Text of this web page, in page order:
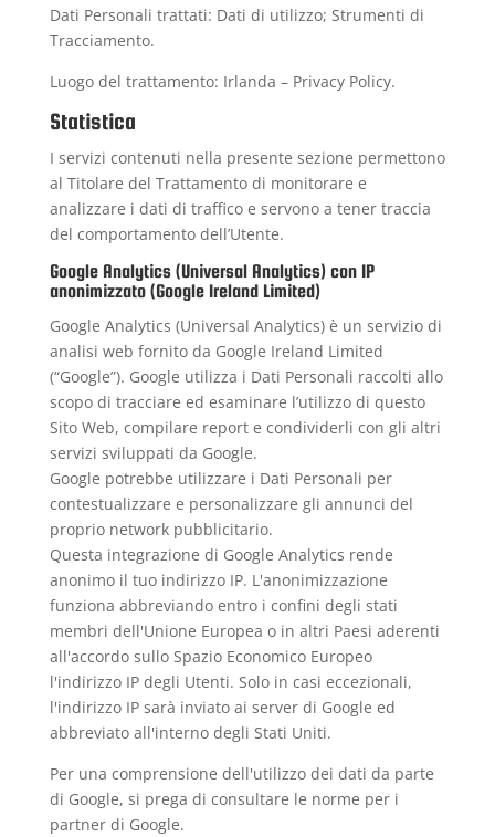
Dati Personali trattati: Dati di utilizzo; Strumenti di
Tracciamento.
Luogo del trattamento: Irlanda – Privacy Policy.
Statistica
I servizi contenuti nella presente sezione permettono
al Titolare del Trattamento di monitorare e
analizzare i dati di traffico e servono a tener traccia
del comportamento dell’Utente.
Google Analytics (Universal Analytics) con IP
anonimizzato (Google Ireland Limited)
Google Analytics (Universal Analytics) è un servizio di
analisi web fornito da Google Ireland Limited
(“Google”). Google utilizza i Dati Personali raccolti allo
scopo di tracciare ed esaminare l’utilizzo di questo
Sito Web, compilare report e condividerli con gli altri
servizi sviluppati da Google.
Google potrebbe utilizzare i Dati Personali per
contestualizzare e personalizzare gli annunci del
proprio network pubblicitario.
Questa integrazione di Google Analytics rende
anonimo il tuo indirizzo IP. L'anonimizzazione
funziona abbreviando entro i confini degli stati
membri dell'Unione Europea o in altri Paesi aderenti
all'accordo sullo Spazio Economico Europeo
l'indirizzo IP degli Utenti. Solo in casi eccezionali,
l'indirizzo IP sarà inviato ai server di Google ed
abbreviato all'interno degli Stati Uniti.
Per una comprensione dell'utilizzo dei dati da parte
di Google, si prega di consultare le norme per i
partner di Google.